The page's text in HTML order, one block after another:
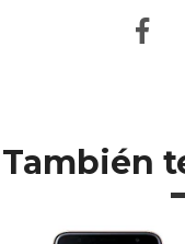
También